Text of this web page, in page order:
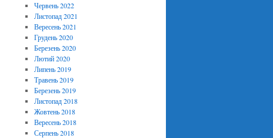
Червень 2022
Листопад 2021
Вересень 2021
Грудень 2020
Березень 2020
Лютий 2020
Липень 2019
Травень 2019
Березень 2019
Листопад 2018
Жовтень 2018
Вересень 2018
Серпень 2018